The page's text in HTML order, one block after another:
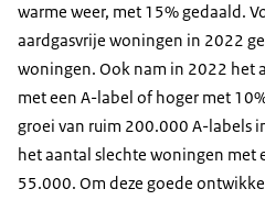
warme weer, met 15% gedaald.
aardgasvrije woningen in 2022
woningen. Ook nam in 2022 het
met een A-label of hoger met
groei van ruim 200.000 A-labels
het aantal slechte woningen met
55.000. Om deze goede